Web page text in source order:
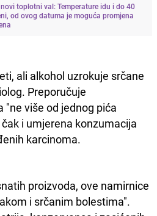
toplotni val: Temperature idu i do 40
od ovog datuma je moguća promjena
ali alkohol uzrokuje srčane
Preporučuje
"ne više od jednog pića
i umjerena konzumacija
karcinoma.
proizvoda, ove namirnice
i srčanim bolestima".